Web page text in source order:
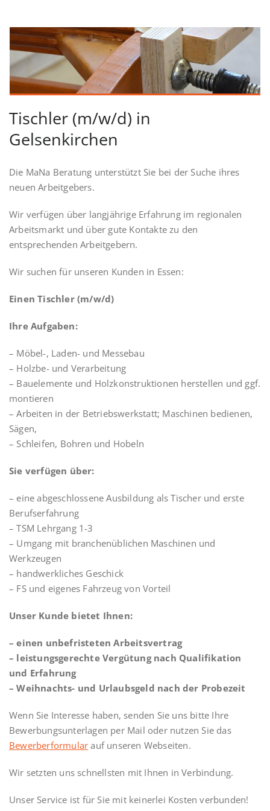
Tischler (m/w/d) in
Gelsenkirchen
Die MaNa Beratung unterstützt Sie bei der Suche ihres
neuen Arbeitgebers.
Wir verfügen über langjährige Erfahrung im regionalen
Arbeitsmarkt und über gute Kontakte zu den
entsprechenden Arbeitgebern.
Wir suchen für unseren Kunden in Essen:
Einen Tischler (m/w/d)
Ihre Aufgaben:
– Möbel-, Laden- und Messebau
– Holzbe- und Verarbeitung
– Bauelemente und Holzkonstruktionen herstellen und ggf.
montieren
– Arbeiten in der Betriebswerkstatt; Maschinen bedienen,
Sägen,
– Schleifen, Bohren und Hobeln
Sie verfügen über:
– eine abgeschlossene Ausbildung als Tischer und erste
Berufserfahrung
– TSM Lehrgang 1-3
– Umgang mit branchenüblichen Maschinen und
Werkzeugen
– handwerkliches Geschick
– FS und eigenes Fahrzeug von Vorteil
Unser Kunde bietet Ihnen:
– einen unbefristeten Arbeitsvertrag
– leistungsgerechte Vergütung nach Qualifikation
und Erfahrung
– Weihnachts- und Urlaubsgeld nach der Probezeit
Wenn Sie Interesse haben, senden Sie uns bitte Ihre
Bewerbungsunterlagen per Mail oder nutzen Sie das
Bewerberformular auf unseren Webseiten.
Wir setzten uns schnellsten mit Ihnen in Verbindung.
Unser Service ist für Sie mit keinerlei Kosten verbunden!